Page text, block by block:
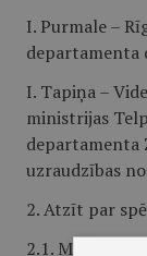
I. Purmale –
departamenta
I. Tapiņa –
ministrijas
departamenta
uzraudzības
2. Atzīt par
2.1. Ministru